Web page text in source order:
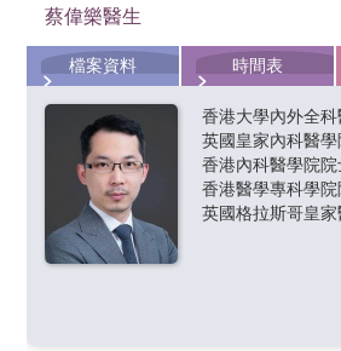
長時間食道酸鹼值監測
儀器附加在食道內膜上，便能連
值變化。 監測時間可彈性選擇由
記錄患者日常生活中胃酸倒流的
診斷準確性。儀器由無線電波發
以在檢查期間病人生活作息不會
醫生可能要結合上述多種方法才能
蔡偉樂醫生
檔案資料 時間表
香港大學內外全
英國皇家內科醫
香港內科醫學院院
香港醫學專科學
英國格拉斯哥皇